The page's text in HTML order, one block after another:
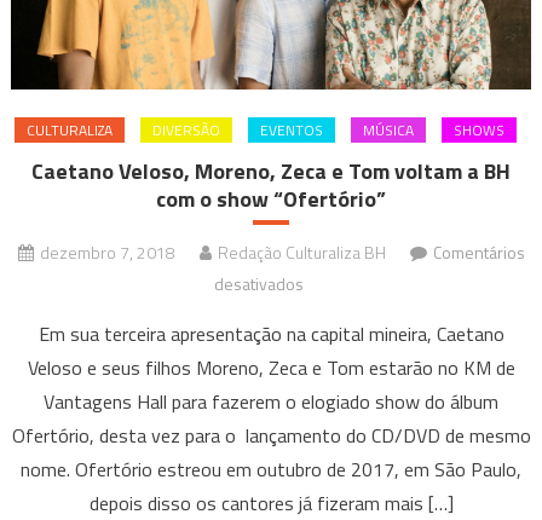
CULTURALIZA DIVERSÃO EVENTOS MÚSICA SHOWS
Caetano Veloso, Moreno, Zeca e Tom voltam a BH
com o show “Ofertório”
dezembro 7, 2018 Redação Culturaliza BH
Comentários
desativados
Veloso,
Moreno,
Zeca
e
Tom
voltam
Em sua terceira apresentação na capital mineira, Caetano
Veloso e seus filhos Moreno, Zeca e Tom estarão no KM de
Vantagens Hall para fazerem o elogiado show do álbum
Ofertório, desta vez para o lançamento do CD/DVD de mesmo
nome. Ofertório estreou em outubro de 2017, em São Paulo,
depois disso os cantores já fizeram mais […]